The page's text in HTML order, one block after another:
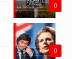
0
0